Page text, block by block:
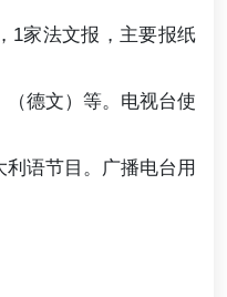
1家法文报，主要报纸
德文）等。电视台使
语节目。广播电台用